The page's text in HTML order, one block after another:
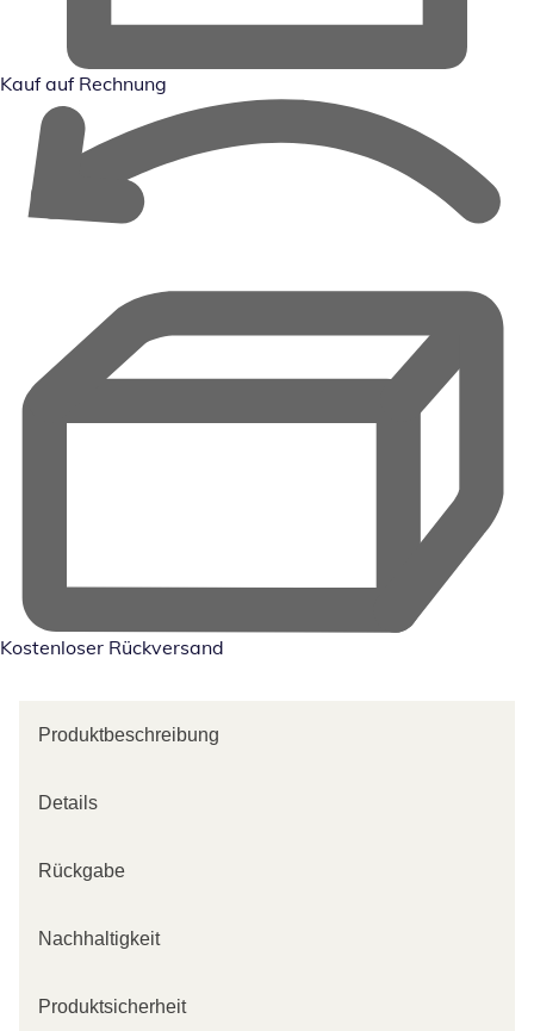
Kauf auf Rechnung
Kostenloser Rückversand
Produktbeschreibung
Details
Rückgabe
Nachhaltigkeit
Produktsicherheit